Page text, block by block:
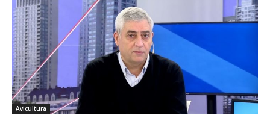
Avicultura